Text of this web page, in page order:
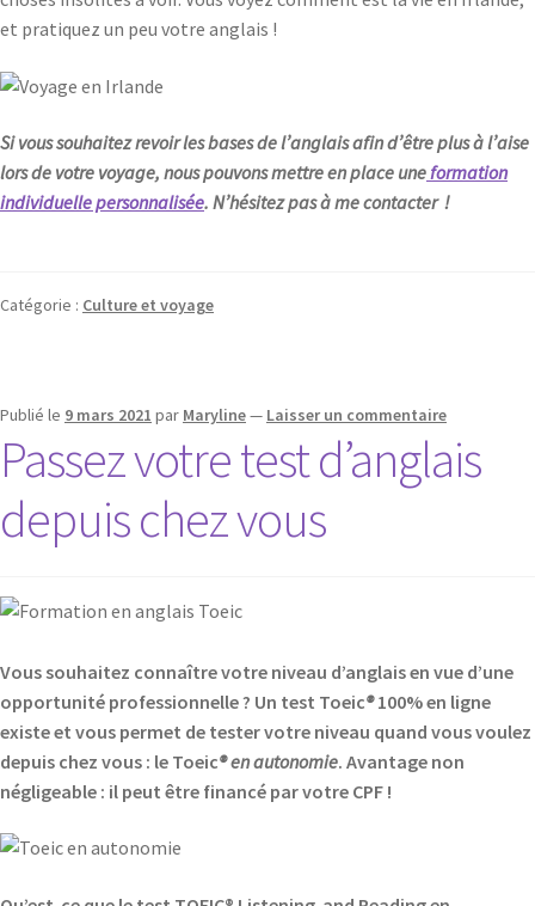
et pratiquez un peu votre anglais !
Si vous souhaitez revoir les bases de l’anglais afin d’être plus à l’aise
lors de votre voyage, nous pouvons mettre en place uneformation
individuelle personnalisée. N’hésitez pas à me contacter !
Catégorie : Culture et voyage
Publié le 9 mars 2021 par Maryline— Laisser un commentaire
Passez votre test d’anglais
depuis chez vous
Vous souhaitez connaître votre niveau d’anglais en vue d’une
opportunité professionnelle ? Un test Toeic®100% en ligne
existe et vous permet de tester votre niveau quand vous voulez
depuis chez vous : le Toeic® en autonomie. Avantage non
négligeable : il peut être financé par votre CPF !